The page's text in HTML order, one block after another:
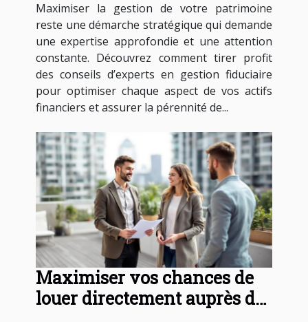
Maximiser la gestion de votre patrimoine
reste une démarche stratégique qui demande
une expertise approfondie et une attention
constante. Découvrez comment tirer profit
des conseils d’experts en gestion fiduciaire
pour optimiser chaque aspect de vos actifs
financiers et assurer la pérennité de...
Maximiser vos chances de
louer directement auprès des